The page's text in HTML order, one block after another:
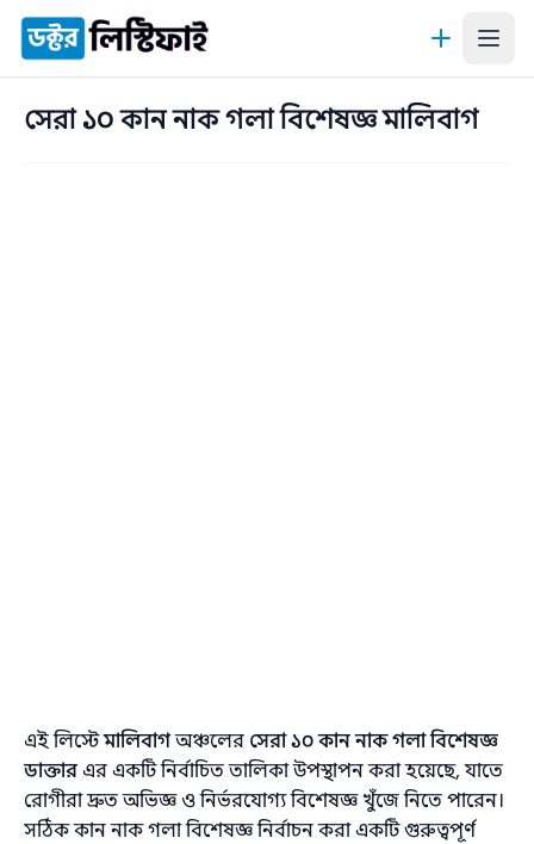
কন্টেন্টে যান
সেরা ১০ কান নাক গলা বিশেষজ্ঞ মালিবাগ
এই লিস্টেমালিবাগঅঞ্চলের সেরা ১০ কান নাক গলা বিশেষজ্ঞ
ডাক্তার এর একটি নির্বাচিত তালিকা উপস্থাপন করা হয়েছে, যাতে
রোগীরা দ্রুত অভিজ্ঞ ও নির্ভরযোগ্য বিশেষজ্ঞ খুঁজে নিতে পারেন।
সঠিক কান নাক গলা বিশেষজ্ঞ নির্বাচন করা একটি গুরুত্বপূর্ণ